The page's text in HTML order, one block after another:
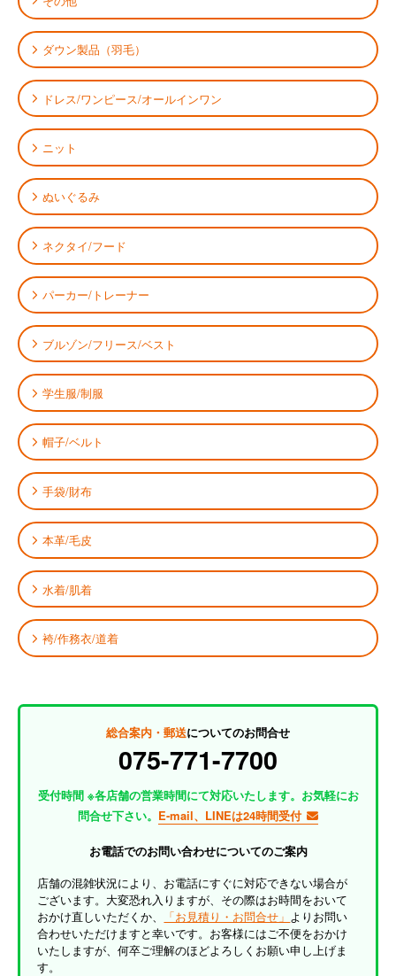
ダウン製品（羽毛）
ドレス/ワンピース/オールインワン
ニット
ぬいぐるみ
ネクタイ/フード
パーカー/トレーナー
ブルゾン/フリース/ベスト
学生服/制服
帽子/ベルト
手袋/財布
本革/毛皮
水着/肌着
袴/作務衣/道着
総合案内・郵送についてのお問合せ
075-771-7700
受付時間 ※各店舗の営業時間にて対応いたします。お気軽にお
問合せ下さい。 E-mail、LINEは24時間受付
お電話でのお問い合わせについてのご案内
店舗の混雑状況により、お電話にすぐに対応できない場合が
ございます。大変恐れ入りますが、その際はお時間をおいて
おかけ直しいただくか、
「お見積り・お問合せ」 よりお問い
合わせいただけますと幸いです。お客様にはご不便をおかけ
いたしますが、何卒ご理解のほどよろしくお願い申し上げま
す。